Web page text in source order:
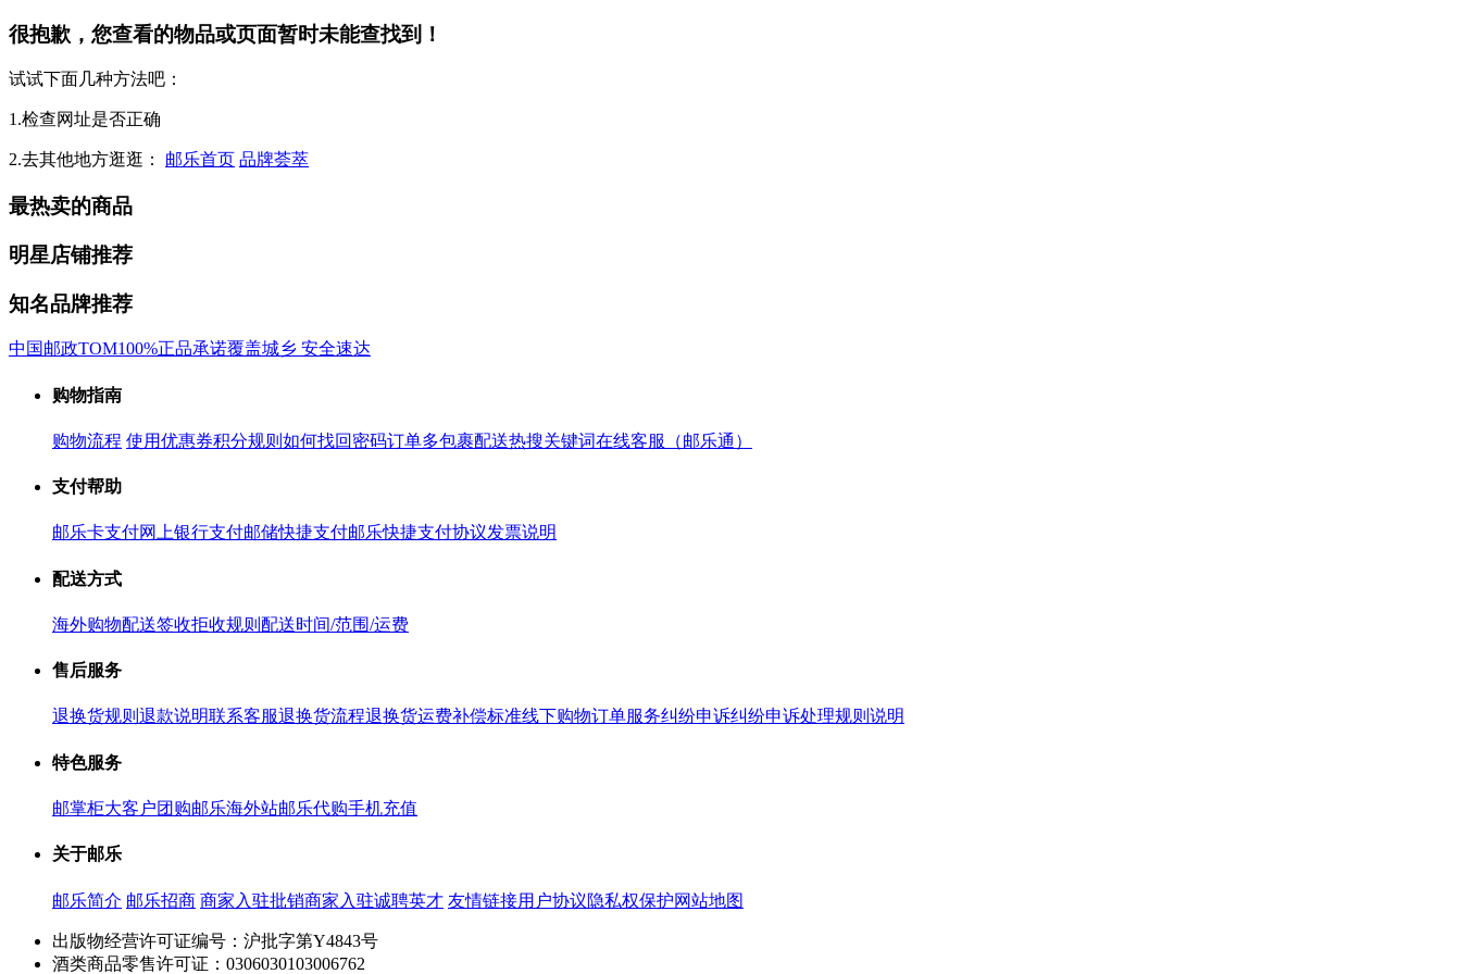
很抱歉，您查看的物品或页面暂时未能查找到！
试试下面几种方法吧：
1.检查网址是否正确
2.去其他地方逛逛： 邮乐首页 品牌荟萃
最热卖的商品
明星店铺推荐
知名品牌推荐
中国邮政TOM100%正品承诺覆盖城乡 安全速达
购物指南
购物流程 使用优惠券积分规则 如何找回密码订单多包裹配送热搜关键词在线客服（邮乐通）
支付帮助
邮乐卡支付网上银行支付邮储快捷支付邮乐快捷支付协议发票说明
配送方式
海外购物配送签收拒收规则 配送时间/范围/运费
售后服务
退换货规则 退款说明联系客服退换货流程退换货运费补偿标准线下购物订单服务纠纷申诉纠纷申诉处理规则说明
特色服务
邮掌柜大客户团购邮乐海外站邮乐代购手机充值
关于邮乐
邮乐简介 邮乐招商 商家入驻批销商家入驻诚聘英才 友情链接用户协议隐私权保护网站地图
出版物经营许可证编号：沪批字第Y4843号
酒类商品零售许可证：0306030103006762